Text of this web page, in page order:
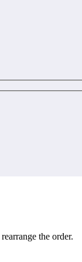
the order.